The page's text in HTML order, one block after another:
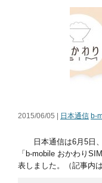
2015/06/05 | 日本通信 b-
日本通信は6月5日、
「b-mobile おかわり
表しました。（記事内